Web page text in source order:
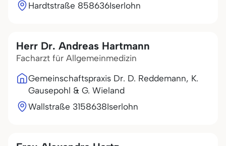
Hardtstraße 858636Iserlohn
Herr Dr. Andreas Hartmann
Facharzt für Allgemeinmedizin
Gemeinschaftspraxis Dr. D. Reddemann, K.
Gausepohl & G. Wieland
Wallstraße 3158638Iserlohn